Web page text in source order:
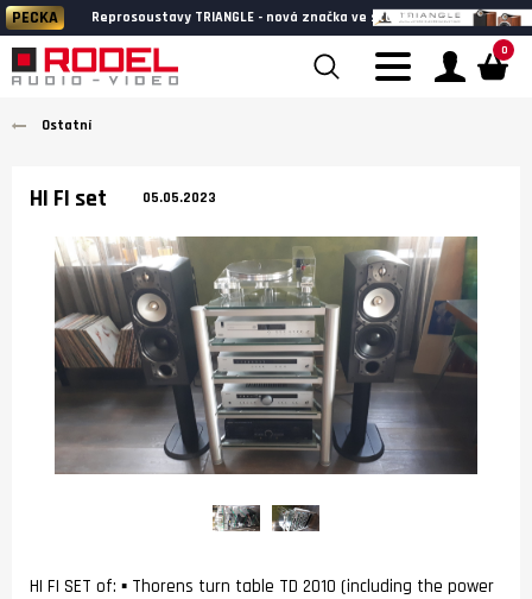
ve studiu BLESKOVKA Wharfedale HERITAGE - k
0
Ostatní
HI FI set 05.05.2023
HI FI SET of: ▪ Thorens turn table TD 2010 (including the power